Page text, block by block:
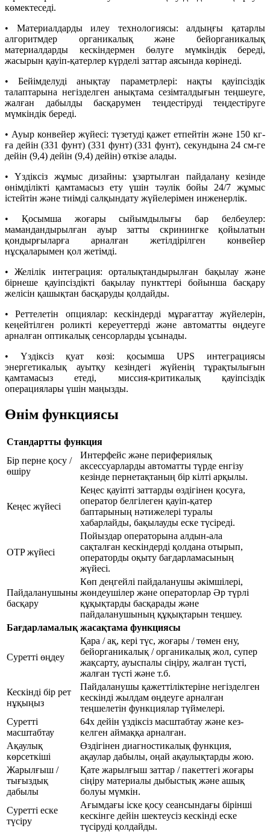
көмектеседі.
• Материалдарды илеу технологиясы: алдыңғы қатарлы
алгоритмдер органикалық және бейорганикалық
материалдарды кескіндермен бөлуге мүмкіндік береді,
жасырын қауіп-қатерлер күрделі заттар аясында көрінеді.
• Бейімделуді анықтау параметрлері: нақты қауіпсіздік
талаптарына негізделген анықтама сезімталдығын теңшеуге,
жалған дабылды басқарумен теңдестіруді теңдестіруге
мүмкіндік береді.
• Ауыр конвейер жүйесі: түзетуді қажет етпейтін және 150 кг-
ға дейін (331 фунт) (331 фунт) (331 фунт), секундына 24 см-ге
дейін (9,4) дейін (9,4) дейін) өткізе алады.
• Үздіксіз жұмыс дизайны: ұзартылған пайдалану кезінде
өнімділікті қамтамасыз ету үшін тәулік бойы 24/7 жұмыс
істейтін және тиімді салқындату жүйелерімен инженерлік.
• Қосымша жоғары сыйымдылығы бар белбеулер:
мамандандырылған ауыр затты скринингке қойылатын
қондырғыларға арналған жетілдірілген конвейер
нұсқаларымен қол жетімді.
• Желілік интеграция: орталықтандырылған бақылау және
бірнеше қауіпсіздікті бақылау пункттері бойынша басқару
желісін қашықтан басқаруды қолдайды.
• Реттелетін опциялар: кескіндерді мұрағаттау жүйелерін,
кеңейтілген роликті кереуеттерді және автоматты өңдеуге
арналған оптикалық сенсорларды ұсынады.
• Үздіксіз қуат көзі: қосымша UPS интеграциясы
энергетикалық ауытқу кезіндегі жүйенің тұрақтылығын
қамтамасыз етеді, миссия-критикалық қауіпсіздік
операциялары үшін маңызды.
Өнім функциясы
Стандартты функция
Бір перне қосу /
өшіру
Интерфейс және перифериялық
аксессуарларды автоматты түрде енгізу
кезінде пернетақтаның бір кілті арқылы.
Кеңес жүйесі
Кеңес қауіпті заттарды өздігінен қосуға,
оператор белгілеген қауіп-қатер
баптарының нәтижелері туралы
хабарлайды, бақылауды еске түсіреді.
OTP жүйесі
Пойыздар операторына алдын-ала
сақталған кескіндерді қолдана отырып,
операторды оқыту бағдарламасының
жүйесі.
Пайдаланушыны
басқару
Көп деңгейлі пайдаланушы әкімшілері,
жөндеушілер және операторлар Әр түрлі
құқықтарды басқарады және
пайдаланушының құқықтарын теңшеу.
Бағдарламалық жасақтама функциясы
Суретті өңдеу
Қара / ақ, кері түс, жоғары / төмен ену,
бейорганикалық / органикалық жол, супер
жақсарту, ауыспалы сіңіру, жалған түсті,
жалған түсті және т.б.
Кескінді бір рет
нұқыңыз
Пайдаланушы қажеттіліктеріне негізделген
кескінді жылдам өңдеуге арналған
теңшелетін функциялар түймелері.
Суретті
масштабтау
64x дейін үздіксіз масштабтау және кез-
келген аймаққа арналған.
Ақаулық
көрсеткіші
Өздігінен диагностикалық функция,
ақаулар дабылы, оңай ақаулықтарды жою.
Жарылғыш /
тығыздық
дабылы
Қате жарылғыш заттар / пакеттегі жоғары
сіңіру материалы дыбыстық және ашық
болуы мүмкін.
Суретті еске
түсіру
Ағымдағы іске қосу сеансындағы бірінші
кескінге дейін шектеусіз кескінді еске
түсіруді қолдайды.